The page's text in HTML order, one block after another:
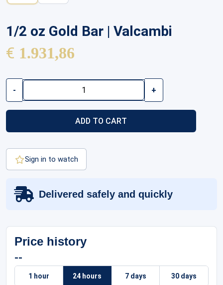
1/2 oz Gold Bar | Valcambi
€ 1.931,86
-
1/2
Gold
Bar
Valcambi
+
ADD TO CART
Sign in to watch
Delivered safely and quickly
Price history
--
1 hour 24 hours 7 days 30 days